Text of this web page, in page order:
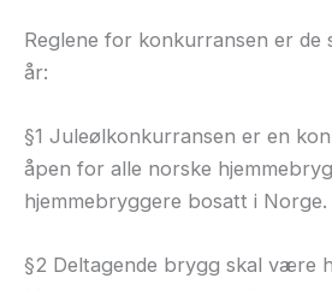
Reglene for konkurransen er de
år:
§1 Juleølkonkurransen er en
åpen for alle norske
hjemmebryggere bosatt i Norge.
§2 Deltagende brygg skal være